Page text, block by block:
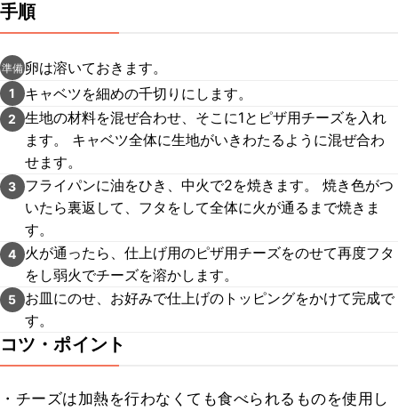
手順
準備 卵は溶いておきます。
1 キャベツを細めの千切りにします。
2
生地の材料を混ぜ合わせ、そこに1とピザ用チーズを入れ
ます。 キャベツ全体に生地がいきわたるように混ぜ合わ
せます。
3
フライパンに油をひき、中火で2を焼きます。 焼き色がつ
いたら裏返して、フタをして全体に火が通るまで焼きま
す。
4
火が通ったら、仕上げ用のピザ用チーズをのせて再度フタ
をし弱火でチーズを溶かします。
5
お皿にのせ、お好みで仕上げのトッピングをかけて完成で
す。
コツ・ポイント
・チーズは加熱を行わなくても食べられるものを使用し